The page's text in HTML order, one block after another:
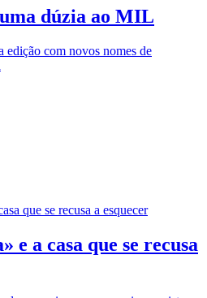
dúzia ao MIL
edição com novos nomes de
e a casa que se recusa